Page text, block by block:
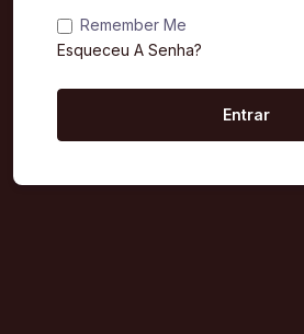
Remember Me
Esqueceu A Senha?
Entrar